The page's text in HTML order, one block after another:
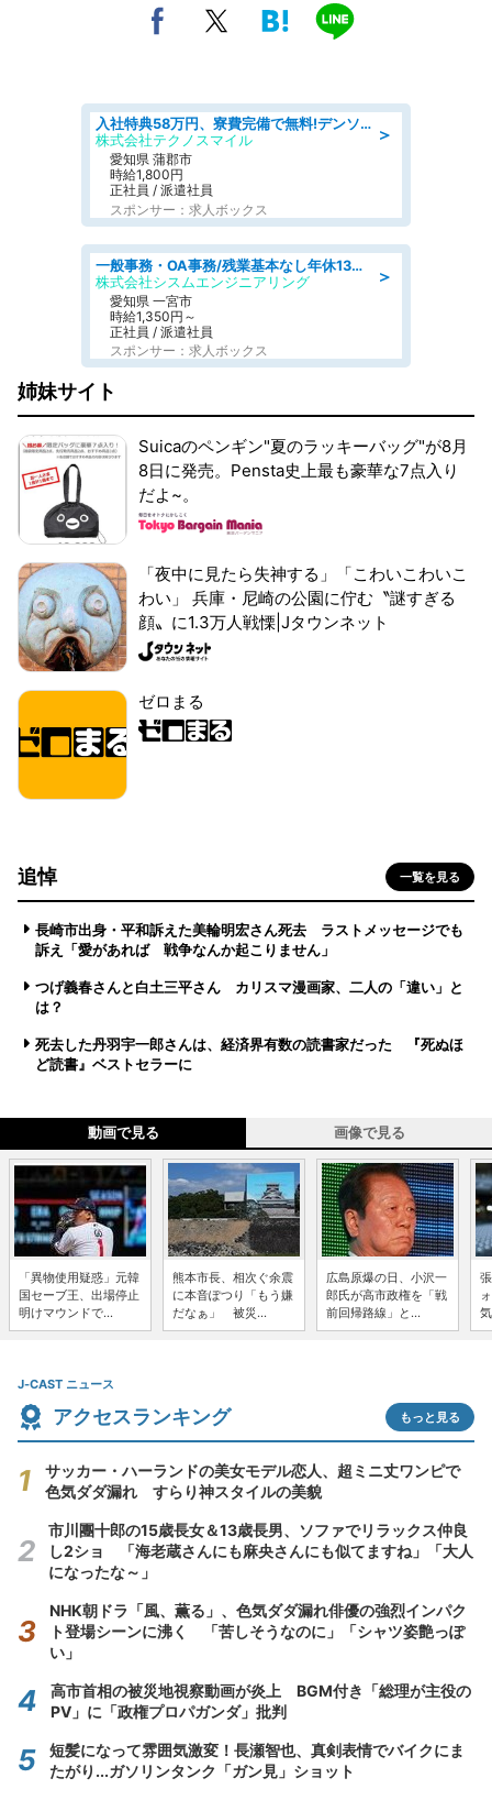
＞
入社特典58万円、寮費完備で無料!デンソーで働こう!自動車工場で小型部品の検査業務 denso aichi
株式会社テクノスマイル
愛知県 蒲郡市
時給1,800円
正社員 / 派遣社員
スポンサー：求人ボックス
＞
一般事務・OA事務/残業基本なし年休130日社保完備の一般・調達事務
株式会社シスムエンジニアリング
愛知県 一宮市
時給1,350円～
正社員 / 派遣社員
スポンサー：求人ボックス
姉妹サイト
Suicaのペンギン"夏のラッキーバッグ"が8月
8日に発売。Pensta史上最も豪華な7点入り
だよ~。
「夜中に見たら失神する」「こわいこわいこ
わい」 兵庫・尼崎の公園に佇む〝謎すぎる
顔〟に1.3万人戦慄|Jタウンネット
ゼロまる
追悼 一覧を見る
長崎市出身・平和訴えた美輪明宏さん死去 ラストメッセージでも
訴え「愛があれば 戦争なんか起こりません」
つげ義春さんと白土三平さん カリスマ漫画家、二人の「違い」と
は？
死去した丹羽宇一郎さんは、経済界有数の読書家だった 『死ぬほ
ど読書』ベストセラーに
動画で見る 画像で見る
「異物使用疑惑」元韓
国セーブ王、出場停止
明けマウンドで...
熊本市長、相次ぐ余震
に本音ぽつり「もう嫌
だなぁ」 被災...
広島原爆の日、小沢一
郎氏が高市政権を「戦
前回帰路線」と...
J-CAST ニュース
アクセスランキング もっと見る
サッカー・ハーランドの美女モデル恋人、超ミニ丈ワンピで
色気ダダ漏れ すらり神スタイルの美貌
市川團十郎の15歳長女＆13歳長男、ソファでリラックス仲良
し2ショ 「海老蔵さんにも麻央さんにも似てますね」「大人
になったな～」
NHK朝ドラ「風、薫る」、色気ダダ漏れ俳優の強烈インパク
ト登場シーンに沸く 「苦しそうなのに」「シャツ姿艶っぽ
い」
高市首相の被災地視察動画が炎上 BGM付き「総理が主役の
PV」に「政権プロパガンダ」批判
短髪になって雰囲気激変！長瀬智也、真剣表情でバイクにま
たがり...ガソリンタンク「ガン見」ショット